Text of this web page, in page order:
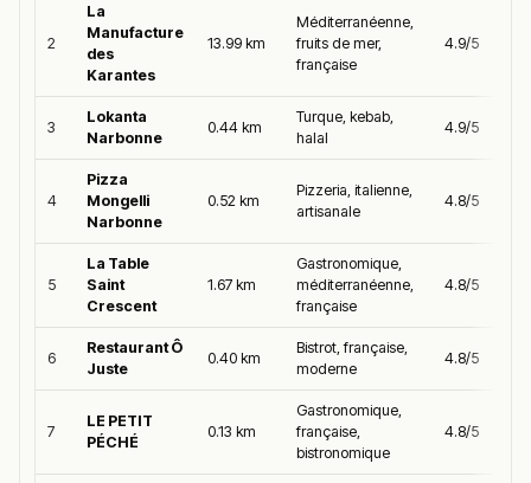
2
La
Manufacture
des
Karantes
13.99 km
Méditerranéenne,
fruits de mer,
française
4.9/5
3
Lokanta
Narbonne
0.44 km
Turque, kebab,
halal
4.9/5
4
Pizza
Mongelli
Narbonne
0.52 km
Pizzeria, italienne,
artisanale
4.8/5
5
La Table
Saint
Crescent
1.67 km
Gastronomique,
méditerranéenne,
française
4.8/5
6
Restaurant Ô
Juste
0.40 km
Bistrot, française,
moderne
4.8/5
7
LE PETIT
PÉCHÉ
0.13 km
Gastronomique,
française,
bistronomique
4.8/5